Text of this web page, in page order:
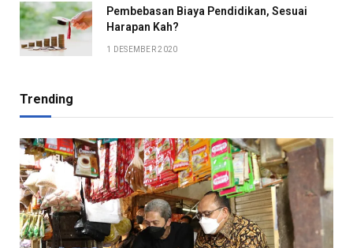
Pembebasan Biaya Pendidikan, Sesuai
Harapan Kah?
1 DESEMBER 2020
Trending